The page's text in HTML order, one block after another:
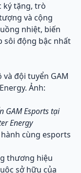
ký tặng, trò
và cộng
nhiệt, biến
sôi động bậc nhất
GAM Esports tại
Energy
cùng esports
thương hiệu
sở hữu của